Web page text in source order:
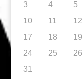
3
4 5
10
11 12
17
18 19
24
25 26
31